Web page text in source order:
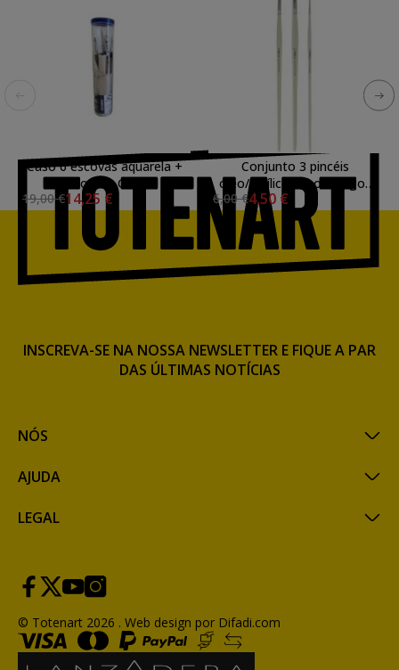
Caso 6 escovas aquarela +
Caso Van Gogh
19,00 €14,25 €
Conjunto 3 pincéis
óleo/acrílico cabos longos
Titan
6,00 €4,50 €
NÓS
AJUDA
LEGAL
INSCREVA-SE NA NOSSA NEWSLETTER E FIQUE A PAR
DAS ÚLTIMAS NOTÍCIAS
© Totenart 2026 . Web design por Difadi.com